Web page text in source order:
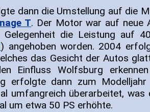
dann die Umstellung auf die
T. Der Motor war auf neue
Gelegenheit die Leistung auf
) angehoben worden. 2004
das Gesicht der Autos
Einfluss Wolfsburg
erfolgte dann zum
umfangreich überarbeitet,
um etwa 50 PS erhöhte.